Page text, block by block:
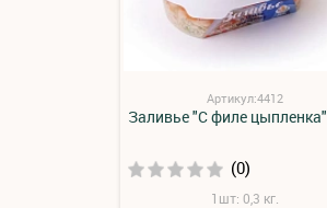
Артикул:4412
Заливье "С филе цыпленка"
(0)
1шт: 0,3 кг.